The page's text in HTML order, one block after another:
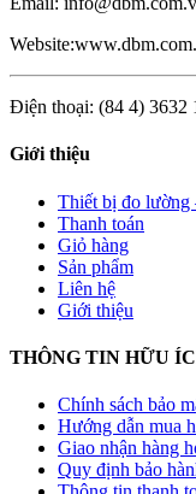
Điện thoại: (84 4) 3632
Giới thiệu
Thiết bị đo lường
Thanh toán
Giỏ hàng
Sản phẩm
Liên hệ
Giới thiệu
THÔNG TIN HỮU
Chính sách bảo
Hướng dẫn mua
Giao nhận hàng
Quy định bảo